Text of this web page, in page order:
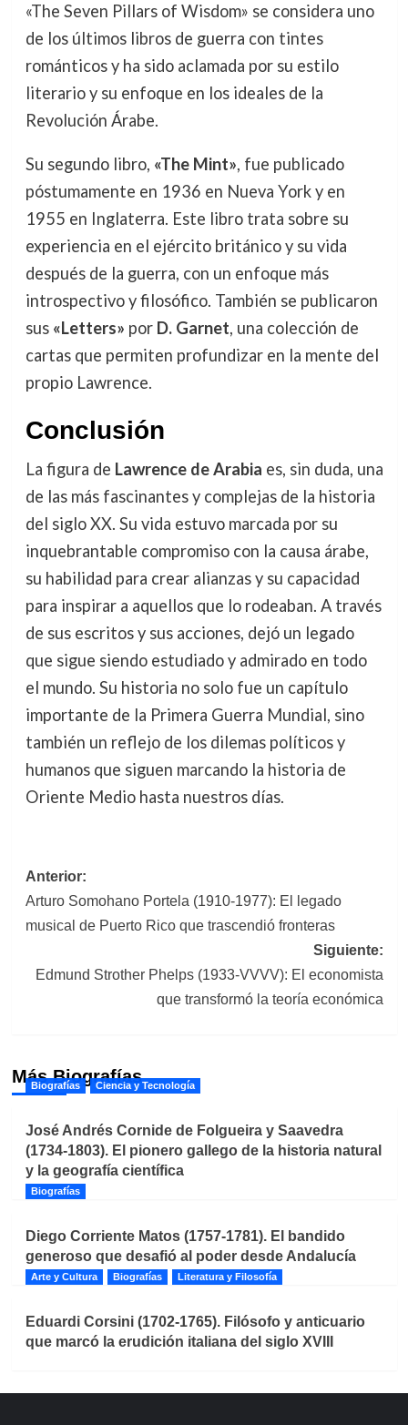
«The Seven Pillars of Wisdom» se considera uno
de los últimos libros de guerra con tintes
románticos y ha sido aclamada por su estilo
literario y su enfoque en los ideales de la
Revolución Árabe.
Su segundo libro, «The Mint», fue publicado
póstumamente en 1936 en Nueva York y en
1955 en Inglaterra. Este libro trata sobre su
experiencia en el ejército británico y su vida
después de la guerra, con un enfoque más
introspectivo y filosófico. También se publicaron
sus «Letters» por D. Garnet, una colección de
cartas que permiten profundizar en la mente del
propio Lawrence.
Conclusión
La figura de Lawrence de Arabia es, sin duda, una
de las más fascinantes y complejas de la historia
del siglo XX. Su vida estuvo marcada por su
inquebrantable compromiso con la causa árabe,
su habilidad para crear alianzas y su capacidad
para inspirar a aquellos que lo rodeaban. A través
de sus escritos y sus acciones, dejó un legado
que sigue siendo estudiado y admirado en todo
el mundo. Su historia no solo fue un capítulo
importante de la Primera Guerra Mundial, sino
también un reflejo de los dilemas políticos y
humanos que siguen marcando la historia de
Oriente Medio hasta nuestros días.
Navegación
de
Anterior:
Arturo Somohano Portela (1910-1977): El legado
musical de Puerto Rico que trascendió fronteras
Siguiente:
Edmund Strother Phelps (1933-VVVV): El economista
que transformó la teoría económica
Más Biografías
Biografías Ciencia y Tecnología
José Andrés Cornide de Folgueira y Saavedra
(1734-1803). El pionero gallego de la historia natural
y la geografía científica
Biografías
Diego Corriente Matos (1757-1781). El bandido
generoso que desafió al poder desde Andalucía
Arte y Cultura Biografías Literatura y Filosofía
Eduardi Corsini (1702-1765). Filósofo y anticuario
que marcó la erudición italiana del siglo XVIII